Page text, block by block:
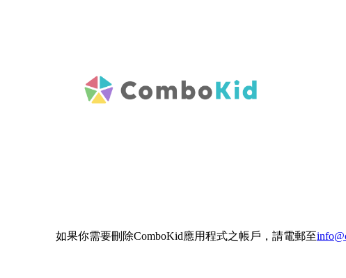
如果你需要刪除ComboKid應用程式之帳戶，請電郵至